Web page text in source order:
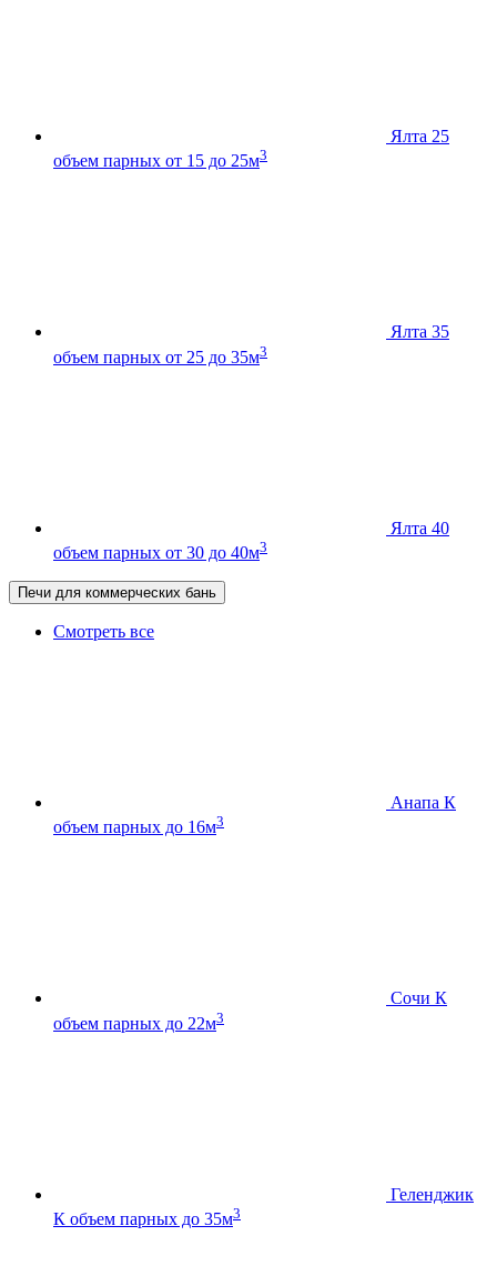
Ялта 25
объем парных от 15 до 25м3
Ялта 35
объем парных от 25 до 35м3
Ялта 40
объем парных от 30 до 40м3
Печи для коммерческих бань
Смотреть все
Анапа К
объем парных до 16м3
Сочи К
объем парных до 22м3
Геленджик
К объем парных до 35м3